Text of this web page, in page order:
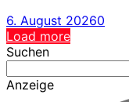
6. August 20260
Load more
Suchen
Anzeige